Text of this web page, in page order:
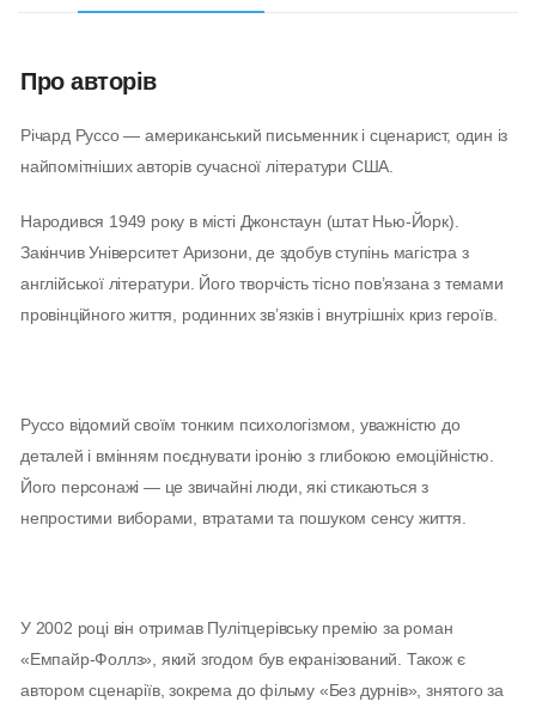
Про авторів
Річард Руссо — американський письменник і сценарист, один із
найпомітніших авторів сучасної літератури США.
Народився 1949 року в місті Джонстаун (штат Нью-Йорк).
Закінчив Університет Аризони, де здобув ступінь магістра з
англійської літератури. Його творчість тісно пов’язана з темами
провінційного життя, родинних зв’язків і внутрішніх криз героїв.
Руссо відомий своїм тонким психологізмом, уважністю до
деталей і вмінням поєднувати іронію з глибокою емоційністю.
Його персонажі — це звичайні люди, які стикаються з
непростими виборами, втратами та пошуком сенсу життя.
У 2002 році він отримав Пулітцерівську премію за роман
«Емпайр-Фоллз», який згодом був екранізований. Також є
автором сценаріїв, зокрема до фільму «Без дурнів», знятого за